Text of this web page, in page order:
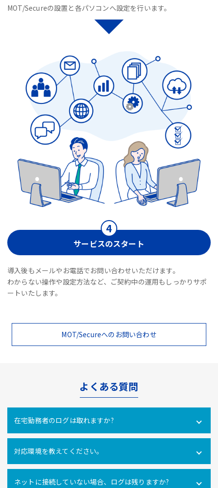
MOT/Secureの設置と各パソコンへ設定を行います。
サービスのスタート
導入後もメールやお電話でお問い合わせいただけます。
わからない操作や設定方法など、ご契約中の運用もしっかりサポ
ートいたします。
MOT/Secureへのお問い合わせ
よくある質問
在宅勤務者のログは取れますか?
可能です。社内だけでなく社外にあるPCの操作ログを取得
できます。
対応環境を教えてください。
Windows10・11 全エディション macOS 11(Big Sur)、
12(Monterey)、13(Ventura) ※Macクライアントでは、PC
ネットに接続していない場合、ログは残りますか?